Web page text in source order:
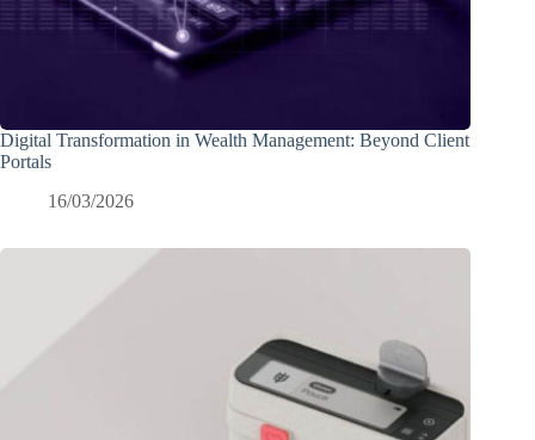
Digital Transformation in Wealth Management: Beyond Client
Portals
16/03/2026